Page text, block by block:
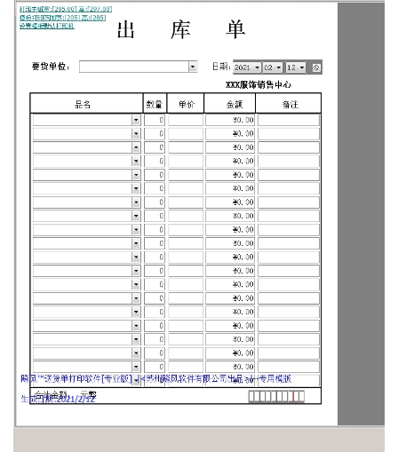
XXX厨业销售单
江西 X X 轩 家 具
广东家具厂送货清单
XXX家具送货单
北京XXXXX家具有限公司（床垫送货单）
时尚布艺沙发销货清单
青岛XX床垫厂出库销售单
马鞍山市家具销售单
家具销货清单
床垫送货单
食品行业
XXX粮油有限公司送货单
XXX县XXX食品发货单
XXX调味品20行送货单
XXXXX食品有限公司
糖果出库清单
XXX市XXX食品
XXX县XXXX食品
定州市XXXXX食品
XXXX馅料食品
XXXXXX粮油批发部
常州XXXXXX面粉
北京XXXXXX酒业